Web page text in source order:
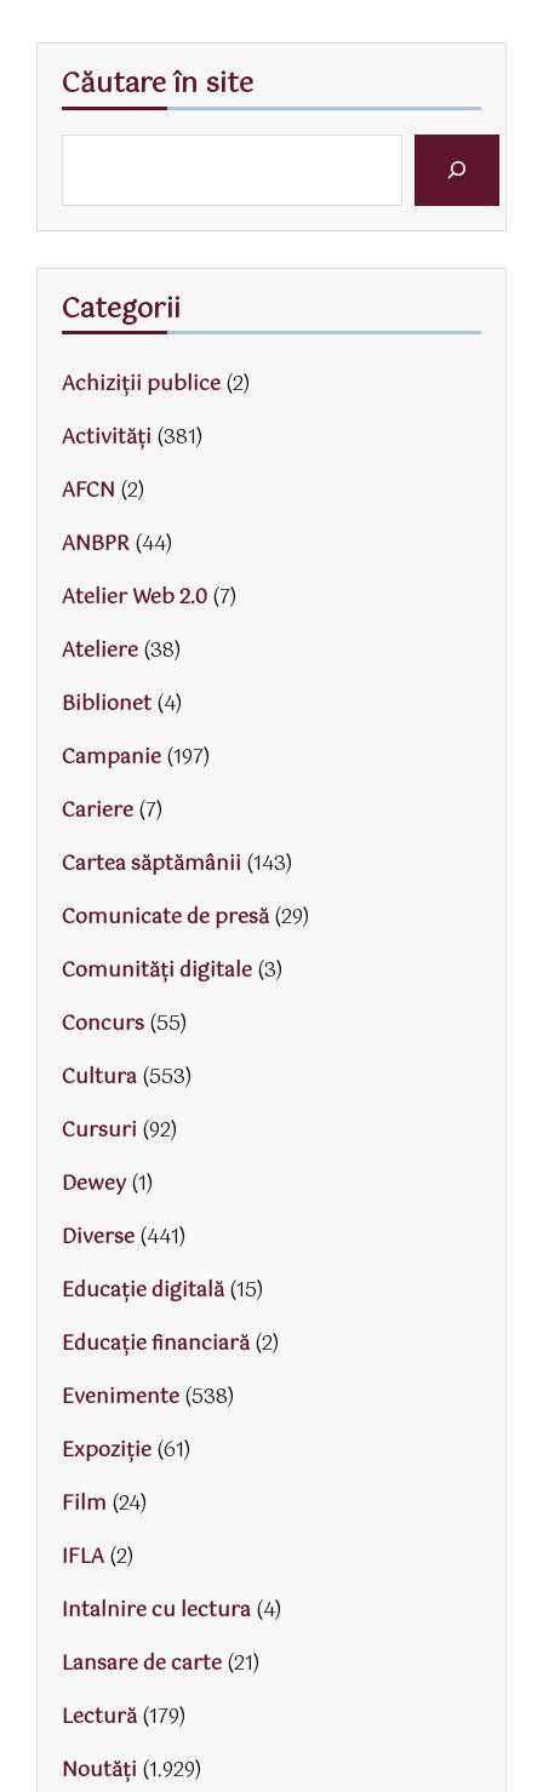
Căutare în site
Categorii
Achiziții publice(2)
Activităţi (381)
AFCN (2)
ANBPR(44)
Atelier Web 2.0(7)
Ateliere(38)
Biblionet(4)
Campanie(197)
Cariere(7)
Cartea săptămânii (143)
Comunicate de presă(29)
Comunități digitale(3)
Concurs(55)
Cultura(553)
Cursuri (92)
Dewey(1)
Diverse(441)
Educaţie digitală(15)
Educaţie financiară(2)
Evenimente(538)
Expoziție(61)
Film (24)
IFLA(2)
Intalnire cu lectura(4)
Lansare de carte(21)
Lectură(179)
Noutăți (1.929)